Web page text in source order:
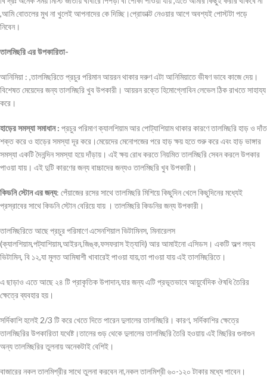
,আমি বোতলের মুখ না খুলেই আপনাদের কে দিচ্ছি।প্রোডাক্ট নেওয়ার আগে অবশ্যই পোস্টটা পড়ে
নিবেন।
তালমিছরি এর উপকারিতা-
আনিমিয়া : ,তালমিছরিতে প্রচুর পরিমান আয়রন থাকার দরুণ এটা আনিমিয়াতে ভীষণ ভাবে কাজে দেয়।
বিশেষত মেয়েদের জন্য তালমিছরি খুব উপকারী। আয়রন রক্তে হিমোগ্লোবিন লেভেল ঠিক রাখতে সাহায্য
করে।
হাড়ের সমস্যা সমাধান : প্রচুর পরিমাণ ক্যালশিয়াম আর পোট্যাশিয়াম থাকার কারণে তালমিছরি হাড় ও দাঁত
শক্ত করে ও হাড়ের সমস্যা দূর করে।মেয়েদের মেনোপজের পরে হাড় ক্ষয় হতে শুরু করে এবং হাড় ভাঙ্গার
সমস্যা একটি দৈনন্দিন সমস্যা হয়ে দাঁড়ায়। এই ক্ষয় রোধ করতে নিয়মিত তালমিছরি সেবন করলে উপকার
পাওয়া যায়। এই দুটি কারণের জন্য বাচ্চাদের জন্যও তালমিছরি খুব উপকারী।
কিডনি স্টোন এর জন্য: পেঁয়াজের রসের সাথে তালমিছরি মিশিয়ে কিছুদিন খেলে কিছুদিনের মধ্যেই
প্রস্রাবের সাথে কিডনি স্টোন বেরিয়ে যায় । তালমিছরি কিডনির জন্য উপকারী।
তালমিছরিতে আছে প্রচুর পরিমাণে এসেনশিয়াল ভিটামিনস, মিনারেলস
(ক্যালশিয়াম,পট্যাশিয়াম,আইরন,জিঙ্ক,ফসফরাস ইত্যাদি) আর আমাইনো এসিডস। একটি অল্প লভ্য
ভিটামিন, বি ১২,যা মূলত আমিষাশী খাবারেই পাওয়া যায়,তা পাওয়া যায় এই তালমিছরিতে।
এ ছাড়াও এতে আছে ২৪ টি প্রাকৃতিক উপাদান,যার জন্য এটি প্রভূতভাবে আয়ুর্বেদিক ঔষধি তৈরির
ক্ষেত্রে ব্যবহার হয়।
সর্দিকাশি হলেই 2/3 টি করে খেতে দিতে পারেন দুলালের তালমিছরি। কারণ, সর্দিকাশির ক্ষেত্রে
তালমিছরির উপকারিতা যথেষ্ট।তালের গুড় থেকে দুলালের তালমিছরি তৈরি হওয়ায় এই মিছরির গুনাগুন
অন্য তালমিছরির তুলনায় অনেকটাই বেশিই।
বাজারের নকল তালমিশ্রীর সাথে তুলনা করবেন না,নকল তালমিশ্রী ৬০-১২০ টাকার মধ্যে পাবেন।